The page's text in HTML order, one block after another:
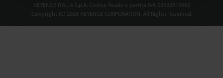
KEYENCE ITALIA S.p.A. Codice fiscale e partita IVA 03932910965
Copyright (C) 2026 KEYENCE CORPORATION. All Rights Reserved.